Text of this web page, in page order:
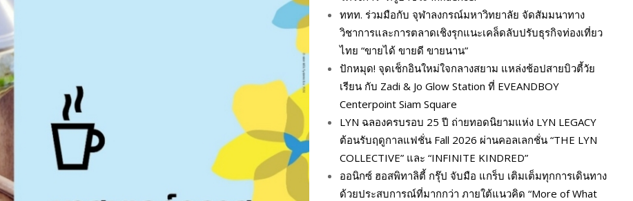
ททท. ร่วมมือกับ จุฬาลงกรณ์มหาวิทยาลัย จัดสัมมนาทาง
วิชาการและการตลาดเชิงรุกแนะเคล็ดลับปรับธุรกิจท่องเที่ยว
ไทย “ขายได้ ขายดี ขายนาน”
ปักหมุด! จุดเช็กอินใหม่ใจกลางสยาม แหล่งช้อปสายบิวตี้วัย
เรียน กับ Zadi & Jo Glow Station ที่ EVEANDBOY
Centerpoint Siam Square
LYN ฉลองครบรอบ 25 ปี ถ่ายทอดนิยามแห่ง LYN LEGACY
ต้อนรับฤดูกาลแฟชั่น Fall 2026 ผ่านคอลเลกชั่น “THE LYN
COLLECTIVE” และ “INFINITE KINDRED”
ออนิกซ์ ฮอสพิทาลิตี้ กรุ๊ป จับมือ แกร็บ เติมเต็มทุกการเดินทาง
ด้วยประสบการณ์ที่มากกว่า ภายใต้แนวคิด “More of What